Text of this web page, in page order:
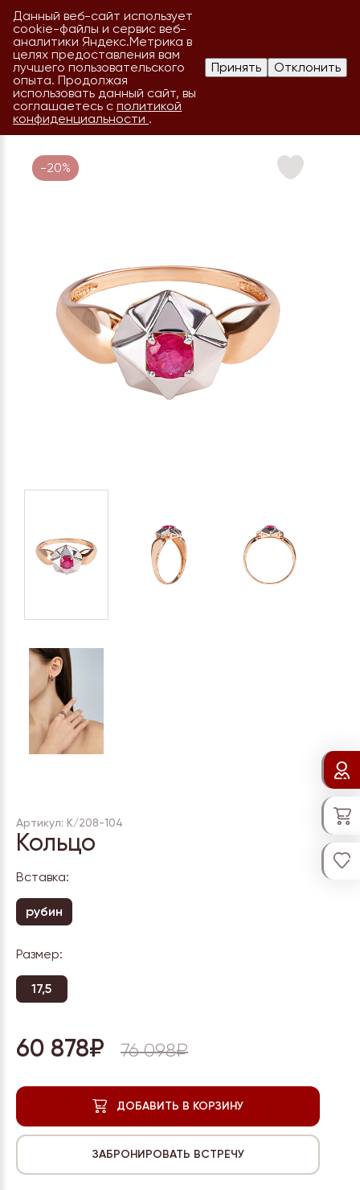
-20%
Артикул: К/208-104
Кольцо
Вставка:
рубин
Размер:
17,5
60 878₽ 76 098₽
Данный веб-сайт использует
cookie-файлы и сервис веб-
аналитики Яндекс.Метрика в
целях предоставления вам
лучшего пользовательского
опыта. Продолжая
использовать данный сайт, вы
соглашаетесь сполитикой
конфиденциальности .
Принять Отклонить